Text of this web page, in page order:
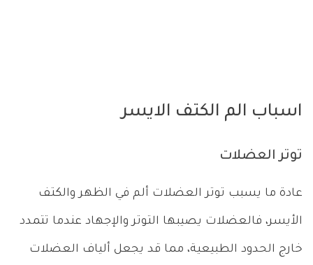
اسباب الم الكتف الايسر
توتر العضلات
عادة ما يسبب توتر العضلات ألم في الظهر والكتف
الأيسر، فالعضلات يصيبها التوتر والإجهاد عندما تتمدد
خارج الحدود الطبيعية، مما قد يجعل ألياف العضلات